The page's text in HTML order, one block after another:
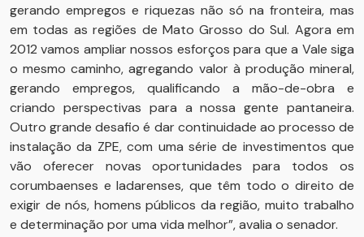
gerando empregos e riquezas não só na fronteira, mas
em todas as regiões de Mato Grosso do Sul. Agora em
2012 vamos ampliar nossos esforços para que a Vale siga
o mesmo caminho, agregando valor à produção mineral,
gerando empregos, qualificando a mão-de-obra e
criando perspectivas para a nossa gente pantaneira.
Outro grande desafio é dar continuidade ao processo de
instalação da ZPE, com uma série de investimentos que
vão oferecer novas oportunidades para todos os
corumbaenses e ladarenses, que têm todo o direito de
exigir de nós, homens públicos da região, muito trabalho
e determinação por uma vida melhor”, avalia o senador.